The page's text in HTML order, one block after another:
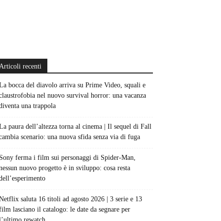
recenti
bocca del diavolo arriva su Prime Video, squali e
nel nuovo survival horror: una vacanza
una trappola
paura dell’altezza torna al cinema | Il sequel di Fall
scenario: una nuova sfida senza via di fuga
ferma i film sui personaggi di Spider-Man,
nuovo progetto è in sviluppo: cosa resta
saluta 16 titoli ad agosto 2026 | 3 serie e 13
lasciano il catalogo: le date da segnare per